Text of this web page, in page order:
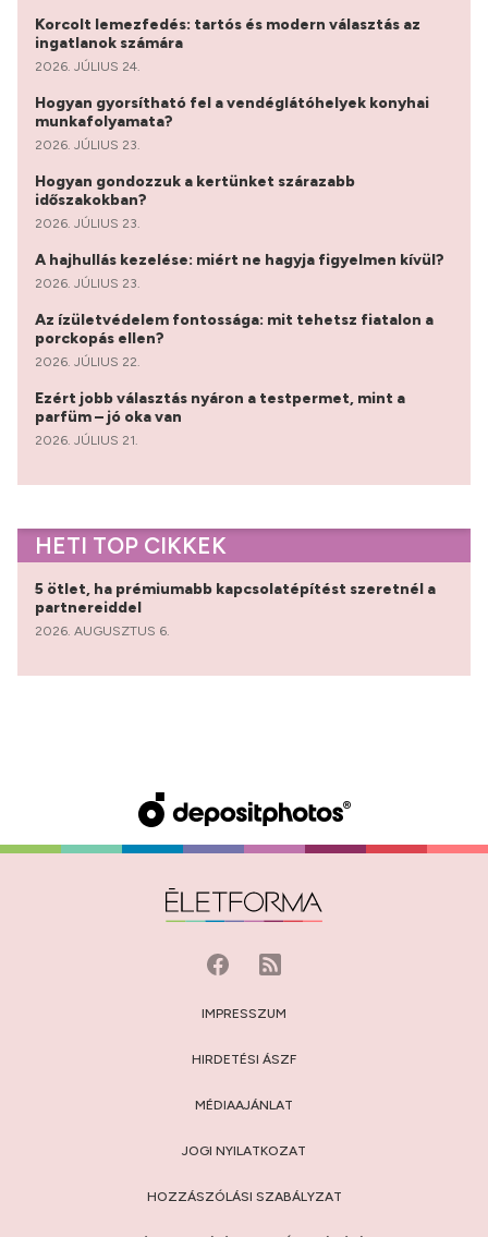
Korcolt lemezfedés: tartós és modern választás az
ingatlanok számára
2026. JÚLIUS 24.
Hogyan gyorsítható fel a vendéglátóhelyek konyhai
munkafolyamata?
2026. JÚLIUS 23.
Hogyan gondozzuk a kertünket szárazabb
időszakokban?
2026. JÚLIUS 23.
A hajhullás kezelése: miért ne hagyja figyelmen kívül?
2026. JÚLIUS 23.
Az ízületvédelem fontossága: mit tehetsz fiatalon a
porckopás ellen?
2026. JÚLIUS 22.
Ezért jobb választás nyáron a testpermet, mint a
parfüm – jó oka van
2026. JÚLIUS 21.
HETI TOP CIKKEK
5 ötlet, ha prémiumabb kapcsolatépítést szeretnél a
partnereiddel
2026. AUGUSZTUS 6.
IMPRESSZUM
HIRDETÉSI ÁSZF
MÉDIAAJÁNLAT
JOGI NYILATKOZAT
HOZZÁSZÓLÁSI SZABÁLYZAT